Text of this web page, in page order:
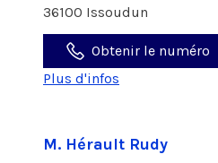
36100 Issoudun
Obtenir le numéro
Plus d'infos
M. Hérault Rudy